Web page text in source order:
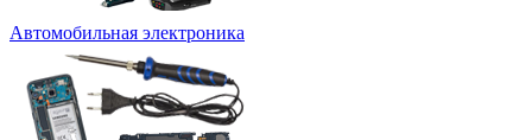
Автомобильная электроника